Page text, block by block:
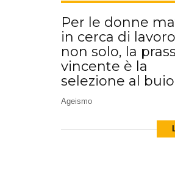
Per le donne
in cerca di
non solo, la
vincente è la
selezione al buio
Ageismo